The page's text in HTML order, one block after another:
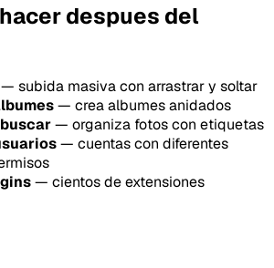
despues del
— subida masiva con arrastrar y soltar
— crea albumes anidados
— organiza fotos con etiquetas
— cuentas con diferentes
— cientos de extensiones